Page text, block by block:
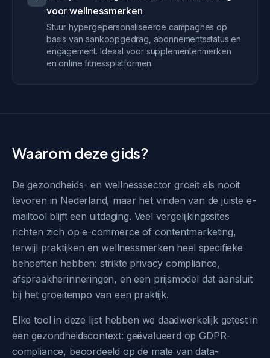
voor wellnessmerken
Stuur hypergepersonaliseerde campagnes op
basis van aankoopgedrag, abonnementsstatus en
engagement. Ideaal voor supplementenmerken
en online fitnessplatformen.
Waarom deze gids?
De gezondheids- en wellnesssector groeit als nooit
tevoren in Nederland, maar het vinden van de juiste e-
mailtool blijft een uitdaging. Veel vergelijkingssites
richten zich op e-commerce of contentmarketing,
terwijl praktijken en wellnessmerken heel specifieke
behoeften hebben: strikte privacy compliance,
afspraakherinneringen, en een prijsmodel dat aansluit
bij het groeitempo van een praktijk.
Elke tool in deze lijst hebben we daadwerkelijk getest in
een gezondheidscontext: geëvalueerd op GDPR-
compliance, beoordeeld op de mate van data-